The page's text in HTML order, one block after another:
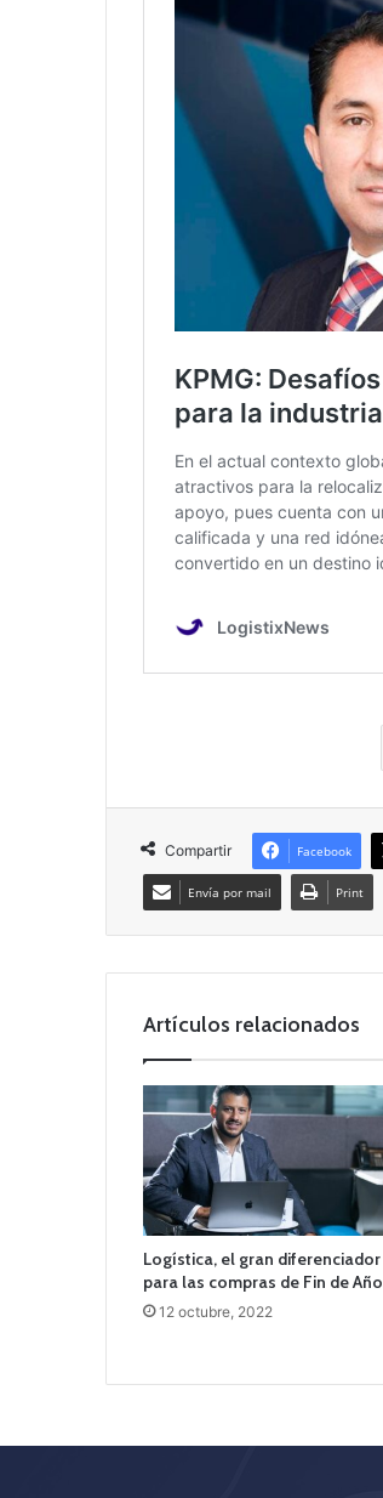
Compartir Facebook
Envía por mail Print
Artículos relacionados
Logística, el gran diferenciador
para las compras de Fin de Año
12 octubre, 2022